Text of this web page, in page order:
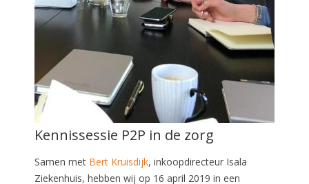
Kennissessie P2P in de zorg
Samen met Bert Kruisdijk, inkoopdirecteur Isala
Ziekenhuis, hebben wij op 16 april 2019 in een